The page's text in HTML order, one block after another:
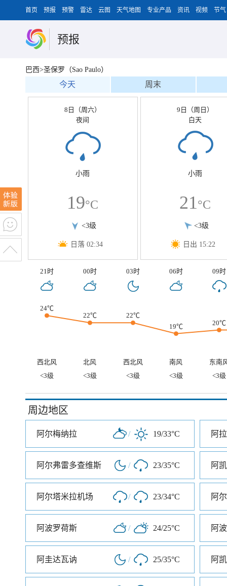
首页 预报 预警 雷达 云图 天气地图 专业产品 资讯 视频 节气
预报
巴西>圣保罗（Sao Paulo）
今天 周末
8日（周六）
夜间
小雨
19°C
<3级
日落 02:34
9日（周日）
白天
小雨
21°C
<3级
日出 15:22
21时 00时 03时 06时 09时
24℃
22℃
22℃
19℃
20℃
西北风 北风 西北风 南风
东南
<3级
<3级 <3级 <3级 <3级
周边地区
阿尔梅纳拉 / 19/33°C 阿
阿尔弗雷多查维斯 / 23/35°C 阿
阿尔塔米拉机场 / 23/34°C 阿
阿波罗荷斯 / 24/25°C 阿
阿圭达瓦讷 / 25/35°C 阿